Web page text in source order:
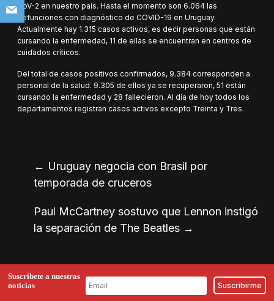
CoV-2 en nuestro país. Hasta el momento son 6.064 las
defunciones con diagnóstico de COVID-19 en Uruguay.
Actualmente hay 1.315 casos activos, es decir personas que están
cursando la enfermedad, 11 de ellas se encuentran en centros de
cuidados críticos.
Del total de casos positivos confirmados, 9.384 corresponden a
personal de la salud. 9.305 de ellos ya se recuperaron, 51 están
cursando la enfermedad y 28 fallecieron. Al día de hoy todos los
departamentos registran casos activos excepto Treinta y Tres.
← Uruguay negocia con Brasil por
temporada de cruceros
Paul McCartney sostuvo que Lennon instigó
la separación de The Beatles →
Suscríbete a nuestras
noticias